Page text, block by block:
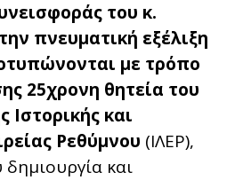
του κ.
πνευματική εξέλιξη
με τρόπο
25χρονη θητεία του
Ιστορικής και
Ρεθύμνου (ΙΛΕΡ),
και